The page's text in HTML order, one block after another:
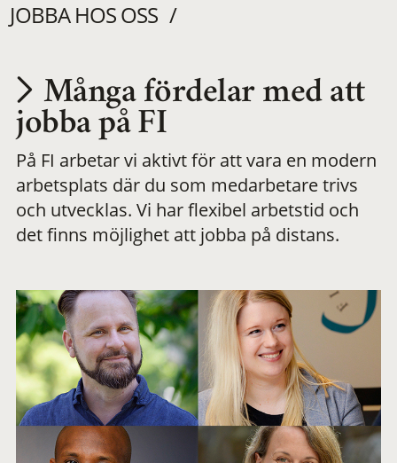
JOBBA HOS OSS
Utvecklas på en
meningsfull och
flexibel
Många fördelar med att
jobba på FI
På FI arbetar vi aktivt för att vara en modern
arbetsplats där du som medarbetare trivs
och utvecklas. Vi har flexibel arbetstid och
det finns möjlighet att jobba på distans.